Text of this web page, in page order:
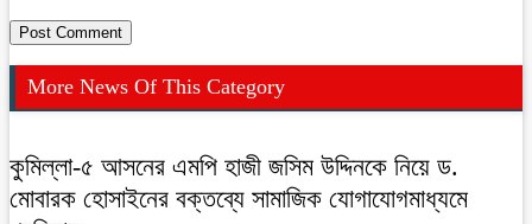
More News Of This Category
কুমিল্লা-৫ আসনের এমপি হাজী জসিম উদ্দিনকে নিয়ে ড.
মোবারক হোসাইনের বক্তব্যে সামাজিক যোগাযোগমাধ্যমে